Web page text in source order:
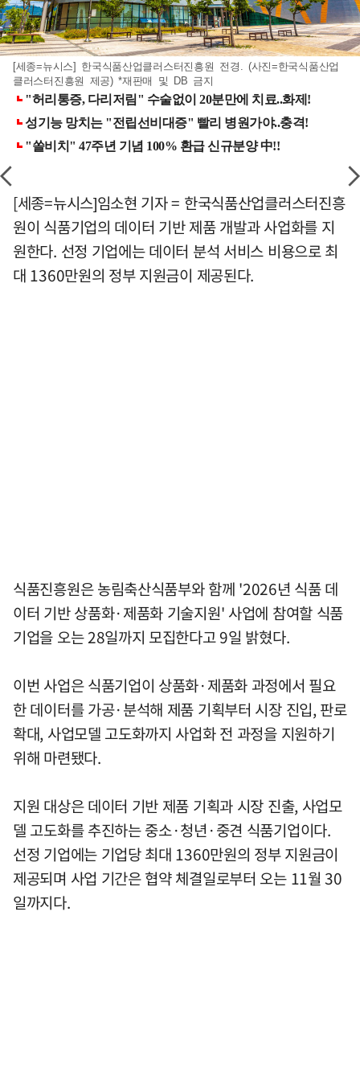
[세종=뉴시스] 한국식품산업클러스터진흥원 전경. (사진=한국식품산업
클러스터진흥원 제공) *재판매 및 DB 금지
[세종=뉴시스]임소현 기자 = 한국식품산업클러스터진흥
원이 식품기업의 데이터 기반 제품 개발과 사업화를 지
원한다. 선정 기업에는 데이터 분석 서비스 비용으로 최
대 1360만원의 정부 지원금이 제공된다.
식품진흥원은 농림축산식품부와 함께 '2026년 식품 데
이터 기반 상품화·제품화 기술지원' 사업에 참여할 식품
기업을 오는 28일까지 모집한다고 9일 밝혔다.
이번 사업은 식품기업이 상품화·제품화 과정에서 필요
한 데이터를 가공·분석해 제품 기획부터 시장 진입, 판로
확대, 사업모델 고도화까지 사업화 전 과정을 지원하기
위해 마련됐다.
지원 대상은 데이터 기반 제품 기획과 시장 진출, 사업모
델 고도화를 추진하는 중소·청년·중견 식품기업이다.
선정 기업에는 기업당 최대 1360만원의 정부 지원금이
제공되며 사업 기간은 협약 체결일로부터 오는 11월 30
일까지다.